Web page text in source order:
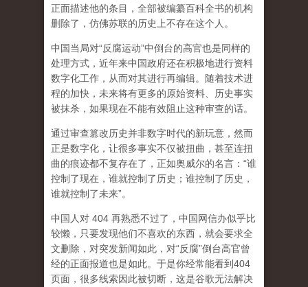
正面描述他的条目，全部被编纂百科全书的机构
删除了，仿佛苏联的历史上不存在这个人。
中国当局对“反腐运动”中倒台的高官也是同样的
处理方式，近年来中国政府还在积极地进行资料
数字化工作，从而对其进行再编辑。随着技术进
程的加快，未来将有更多的原始资料、历史事实
被抹杀，如果现在不能有效阻止这种审查的话。
通过审查篡改历史并非数字时代的新玩意，然而
正是数字化，让很多事实不仅被扭曲，甚至连扭
曲的痕迹都不复存在了，正如奥威尔的名言：“谁
控制了现在，谁就控制了历史；谁控制了历史，
谁就控制了未来”。
中国人对 404 再熟悉不过了，中国网信办似乎比
较懒，只要发现他们不喜欢的东西，就会要求全
文删除，对突发新闻如此，对“反腐”倒台高官曾
经的正面报道也是如此。于是你经常能看到404
页面， 很多线索因此被切断，这是谷歌无法解决